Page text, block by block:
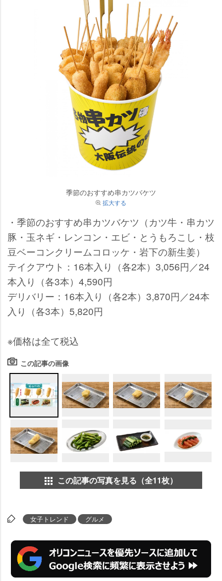
季節のおすすめ串カツバケツ
拡大する
・季節のおすすめ串カツバケツ（カツ牛・串カツ
豚・玉ネギ・レンコン・エビ・とうもろこし・枝
豆ベーコンクリームコロッケ・岩下の新生姜）
テイクアウト：16本入り（各2本）3,056円／24
本入り（各3本）4,590円
デリバリー：16本入り（各2本）3,870円／24本
入り（各3本）5,820円
※価格は全て税込
この記事の画像
この記事の写真を見る（全11枚）
女子トレンド グルメ